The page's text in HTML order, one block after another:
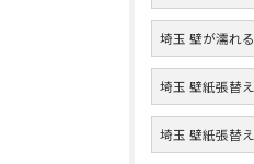
埼玉 壁が濡れ
埼玉 壁紙張替
埼玉 壁紙張替